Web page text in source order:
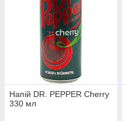
Напій DR. PEPPER Cherry
330 мл